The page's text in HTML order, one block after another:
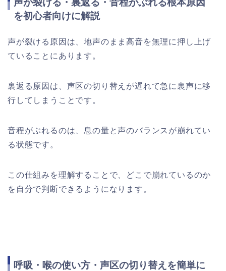
声が裂ける・裏返る・音程がぶれる根本原因
を初心者向けに解説
声が裂ける原因は、地声のまま高音を無理に押し上げ
ていることにあります。
裏返る原因は、声区の切り替えが遅れて急に裏声に移
行してしまうことです。
音程がぶれるのは、息の量と声のバランスが崩れてい
る状態です。
この仕組みを理解することで、どこで崩れているのか
を自分で判断できるようになります。
呼吸・喉の使い方・声区の切り替えを簡単に